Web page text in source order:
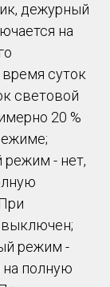
дежурный
на
суток
световой
20 %
- нет,
выключен;
режим -
на полную